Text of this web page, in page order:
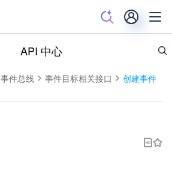
API 中心
事件总线 事件目标相关接口
创建事件